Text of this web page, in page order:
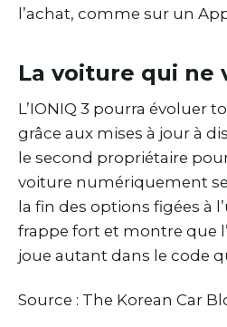
l’achat, comme sur un
La voiture qui ne
L’IONIQ 3 pourra évoluer
grâce aux mises à jour à
le second propriétaire
voiture numériquement
la fin des options figées à
frappe fort et montre que
joue autant dans le code
Source : The Korean Car